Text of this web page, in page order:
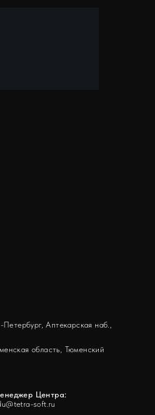
Центра:
soft.ru
Аптекарская наб.,
область, Тюменский